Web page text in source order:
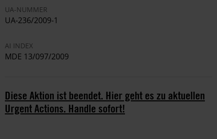
UA-NUMMER
UA-236/2009-1
AI INDEX
MDE 13/097/2009
Diese Aktion ist beendet. Hier geht es zu aktuellen
Urgent Actions. Handle sofort!